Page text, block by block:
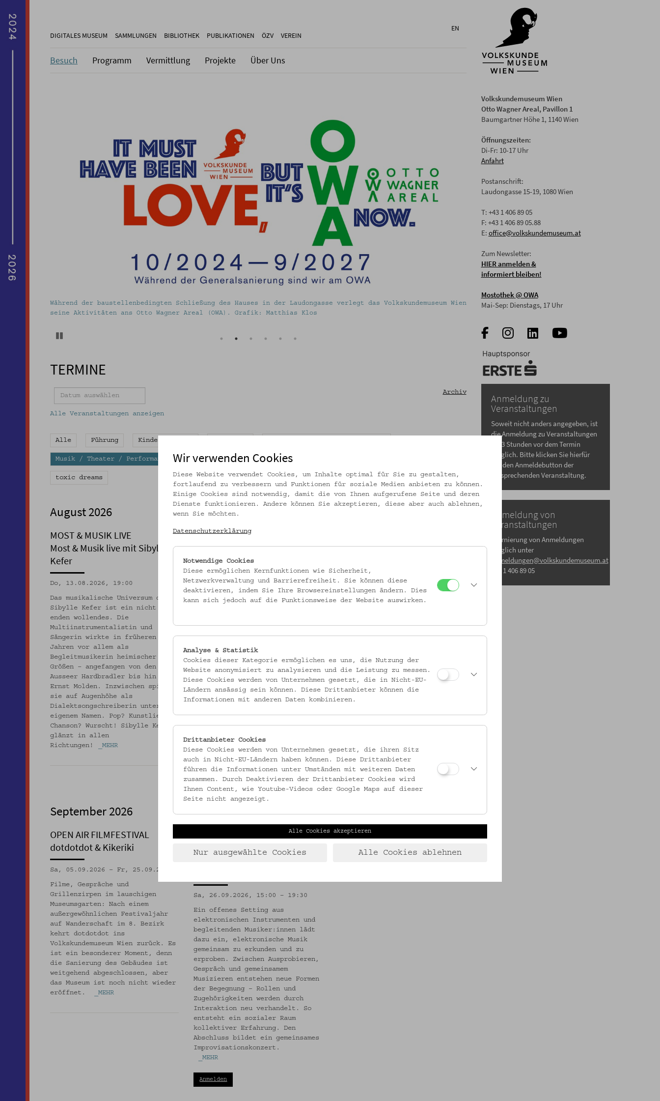
DIGITALES MUSEUM SAMMLUNGEN BIBLIOTHEK PUBLIKATIONEN ÖZV VEREIN
EN
Besuch Programm Vermittlung Projekte Über Uns
massiv unsichtbar © Volkskundemuseum Wien Wir machen Programm am OWA! Foto: Kollektiv
TERMINE
Alle Veranstaltungen anzeigen
Archiv
Alle Führung Kinderprogramm
Musik / Theater / Performance Diskussion / Vortrag / Tagung
toxic dreams
August 2026
MOST & MUSIK LIVE
Most & Musik live mit Sibylle
Kefer
Do, 13.08.2026, 19:00
Das musikalische Universum der
Sibylle Kefer ist ein nicht
enden wollendes. Die
Multiinstrumentalistin und
Sängerin wirkte in früheren
Jahren vor allem als
Begleitmusikerin heimischer
Größen – angefangen von den
Ausseer Hardbradler bis hin zu
Ernst Molden. Inzwischen spielt
sie auf Augenhöhe als
Dialektsongschreiberin unter
eigenem Namen. Pop? Kunstlied?
Chanson? Wurscht! Sibylle Kefer
glänzt in allen
Richtungen!
_MEHR
September 2026
OPEN AIR FILMFESTIVAL
dotdotdot & Kikeriki
Sa, 05.09.2026 – Fr, 25.09.2026
Filme, Gespräche und
Grillenzirpen im lauschigen
Museumsgarten: Nach einem
außergewöhnlichen Festivaljahr
auf Wanderschaft im 8. Bezirk
kehrt dotdotdot ins
Volkskundemuseum Wien zurück. Es
ist ein besonderer Moment, denn
die Sanierung des Gebäudes ist
weitgehend abgeschlossen, aber
das Museum ist noch nicht wieder
eröffnet.
_MEHR
Diskurs- und Programmreihe
zum Thema Elektronische
Sa, 26.09.2026, 15:00 – 19:30
Ein offenes Setting aus
elektronischen Instrumenten und
begleitenden Musiker:innen lädt
dazu ein, elektronische Musik
gemeinsam zu erkunden und zu
erproben. Zwischen Ausprobieren,
Gespräch und gemeinsamem
Musizieren entstehen neue Formen
der Begegnung – Rollen und
Zugehörigkeiten werden durch
Interaktion neu verhandelt. So
entsteht ein sozialer Raum
kollektiver Erfahrung. Den
Abschluss bildet ein gemeinsames
Improvisationskonzert.
_MEHR
Anmelden
Volkskundemuseum Wien
Otto Wagner Areal, Pavillon 1
Baumgartner Höhe 1, 1140 Wien
Öffnungszeiten:
Di-Fr: 10-17 Uhr
Anfahrt
Postanschrift:
Laudongasse 15-19, 1080 Wien
T: +43 1 406 89 05
F: +43 1 406 89 05.88
E: office@volkskundemuseum.at
Zum Newsletter:
HIER anmelden &
informiert bleiben!
Mostothek@ OWA
Mai-Sep: Dienstags, 17 Uhr
Anmeldung zu
Veranstaltungen
Soweit nicht anders angegeben, ist
die Anmeldung zu Veranstaltungen
bis 3 Stunden vor dem Termin
möglich. Bitte klicken Sie hierfür
auf den Anmeldebutton der
entsprechenden Veranstaltung.
Abmeldung von
Veranstaltungen
Stornierung von Anmeldungen
möglich unter
anmeldungen@volkskundemuseum.at
+43 1 406 89 05
Wir verwenden Cookies
Diese Website verwendet Cookies, um Inhalte optimal für Sie zu gestalten,
fortlaufend zu verbessern und Funktionen für soziale Medien anbieten zu können.
Einige Cookies sind notwendig, damit die von Ihnen aufgerufene Seite und deren
Dienste funktionieren. Andere können Sie akzeptieren, diese aber auch ablehnen,
wenn Sie möchten.
Datenschutzerklärung
Notwendige Cookies
Diese ermöglichen Kernfunktionen wie Sicherheit,
Netzwerkverwaltung und Barrierefreiheit. Sie können diese
deaktivieren, indem Sie Ihre Browsereinstellungen ändern. Dies
kann sich jedoch auf die Funktionsweise der Website auswirken.
Analyse & Statistik
Cookies dieser Kategorie ermöglichen es uns, die Nutzung der
Website anonymisiert zu analysieren und die Leistung zu messen.
Diese Cookies werden von Unternehmen gesetzt, die in Nicht-EU-
Ländern ansässig sein können. Diese Drittanbieter können die
Informationen mit anderen Daten kombinieren.
Drittanbieter Cookies
Diese Cookies werden von Unternehmen gesetzt, die ihren Sitz
auch in Nicht-EU-Ländern haben können. Diese Drittanbieter
führen die Informationen unter Umständen mit weiteren Daten
zusammen. Durch Deaktivieren der Drittanbieter Cookies wird
Ihnen Content, wie Youtube-Videos oder Google Maps auf dieser
Seite nicht angezeigt.
Alle Cookies akzeptieren
Nur ausgewählte Cookies Alle Cookies ablehnen